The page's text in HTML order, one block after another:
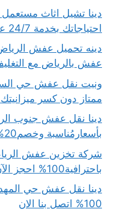
احتياجاتك بخدمة 24/7 عند نقل الأثاث
عفش بالرياض مع
ممتاز دون كسر
دينا نقل عفش جنوب
بأسعارمُناسبة وخصم20%..اتصل الـأن
شركة تخزين عفش
باحترافية100% احجز الآن بـ20%خصم فوري
دينا نقل عفش حي
100% اتصل بنا الان